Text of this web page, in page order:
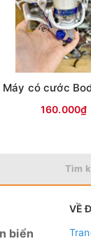
160.000₫
Tìm
biển
VỀ